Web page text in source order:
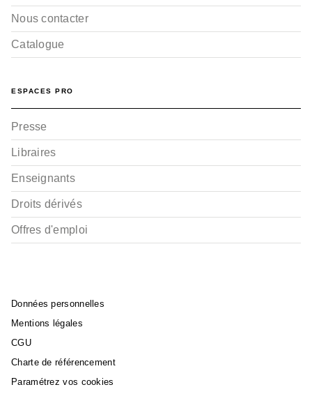
Nous contacter
Catalogue
ESPACES PRO
Presse
Libraires
Enseignants
Droits dérivés
Offres d'emploi
Données personnelles
Mentions légales
CGU
Charte de référencement
Paramétrez vos cookies